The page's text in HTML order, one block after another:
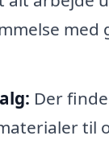
med
Der
til